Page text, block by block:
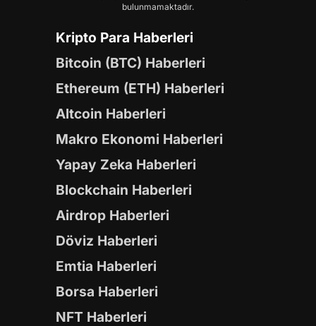
bulunmamaktadır.
Kripto Para Haberleri
Bitcoin (BTC) Haberleri
Ethereum (ETH) Haberleri
Altcoin Haberleri
Makro Ekonomi Haberleri
Yapay Zeka Haberleri
Blockchain Haberleri
Airdrop Haberleri
Döviz Haberleri
Emtia Haberleri
Borsa Haberleri
NFT Haberleri